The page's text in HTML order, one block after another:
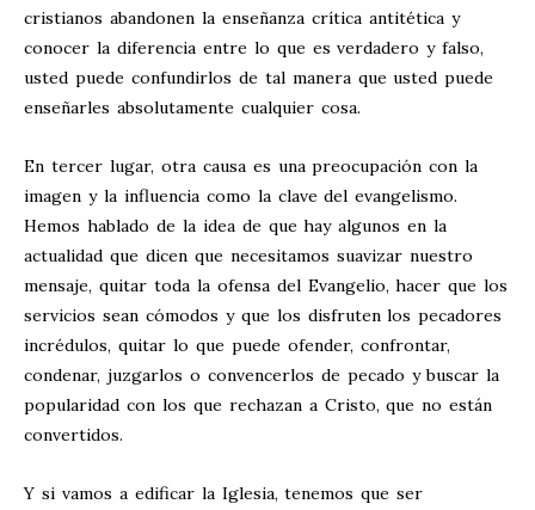
cristianos abandonen la enseñanza crítica antitética y
conocer la diferencia entre lo que es verdadero y falso,
usted puede confundirlos de tal manera que usted puede
enseñarles absolutamente cualquier cosa.
En tercer lugar, otra causa es una preocupación con la
imagen y la influencia como la clave del evangelismo.
Hemos hablado de la idea de que hay algunos en la
actualidad que dicen que necesitamos suavizar nuestro
mensaje, quitar toda la ofensa del Evangelio, hacer que los
servicios sean cómodos y que los disfruten los pecadores
incrédulos, quitar lo que puede ofender, confrontar,
condenar, juzgarlos o convencerlos de pecado y buscar la
popularidad con los que rechazan a Cristo, que no están
convertidos.
Y si vamos a edificar la Iglesia, tenemos que ser